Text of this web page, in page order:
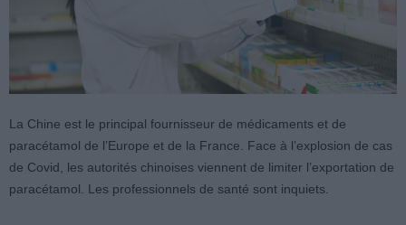
La Chine est le principal fournisseur de médicaments et de
paracétamol de l’Europe et de la France. Face à l’explosion de cas
de Covid, les autorités chinoises viennent de limiter l’exportation de
paracétamol. Les professionnels de santé sont inquiets.